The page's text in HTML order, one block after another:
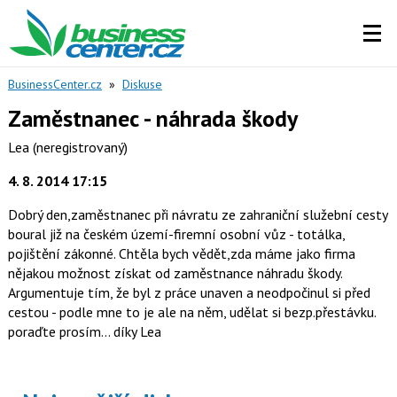
BusinessCenter.cz » Diskuse
Zaměstnanec - náhrada škody
Lea (neregistrovaný)
4. 8. 2014 17:15
Dobrý den,zaměstnanec při návratu ze zahraniční služební cesty
boural již na českém území-firemní osobní vůz - totálka,
pojištění zákonné. Chtěla bych vědět,zda máme jako firma
nějakou možnost získat od zaměstnance náhradu škody.
Argumentuje tím, že byl z práce unaven a neodpočinul si před
cestou - podle mne to je ale na něm, udělat si bezp.přestávku.
poraďte prosím... díky Lea